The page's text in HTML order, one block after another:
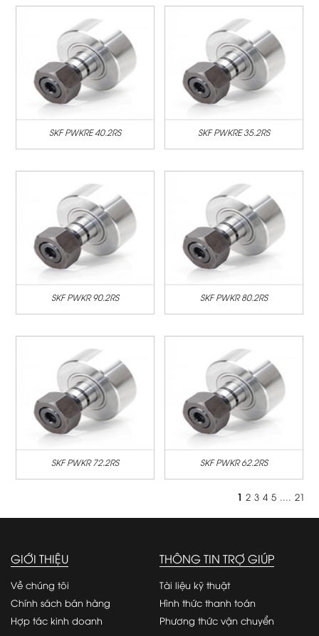
SKF PWKRE 40.2RS SKF PWKRE 35.2RS
SKF PWKR 90.2RS SKF PWKR 80.2RS
SKF PWKR 72.2RS SKF PWKR 62.2RS
1 2 3 4 5 .... 21
GIỚI THIỆU
Về chúng tôi
Chính sách bán hàng
Hợp tác kinh doanh
THÔNG TIN TRỢ GIÚP
Tài liệu kỹ thuật
Hình thức thanh toán
Phương thức vận chuyển